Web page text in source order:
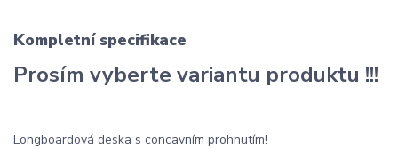
Kompletní specifikace
Prosím vyberte variantu produktu !!!
Longboardová deska s concavním prohnutím!